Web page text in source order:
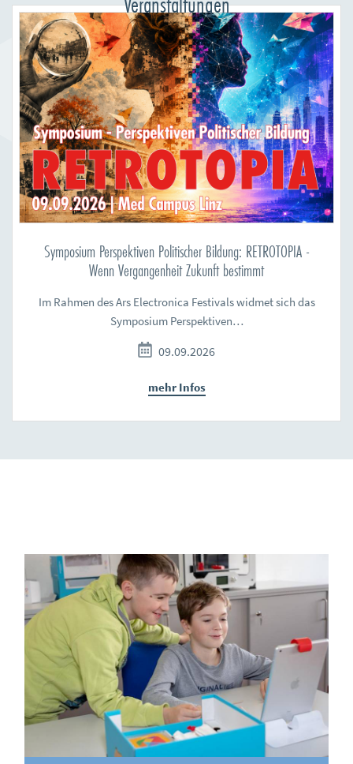
Symposium Perspektiven Politischer Bildung: RETROTOPIA -
Wenn Vergangenheit Zukunft bestimmt
Im Rahmen des Ars Electronica Festivals widmet sich das
Symposium Perspektiven…
09.09.2026
mehr Infos